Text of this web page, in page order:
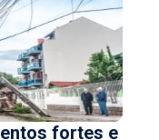
fortes e